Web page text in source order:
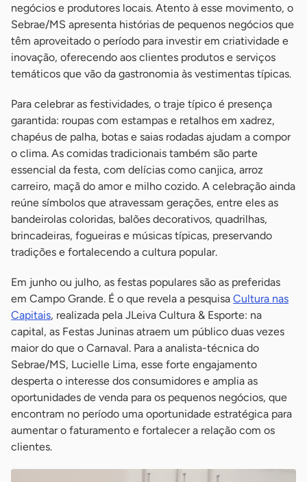
negócios e produtores locais. Atento à esse movimento, o
Sebrae/MS apresenta histórias de pequenos negócios que
têm aproveitado o período para investir em criatividade e
inovação, oferecendo aos clientes produtos e serviços
temáticos que vão da gastronomia às vestimentas típicas.
Para celebrar as festividades, o traje típico é presença
garantida: roupas com estampas e retalhos em xadrez,
chapéus de palha, botas e saias rodadas ajudam a compor
o clima. As comidas tradicionais também são parte
essencial da festa, com delícias como canjica, arroz
carreiro, maçã do amor e milho cozido. A celebração ainda
reúne símbolos que atravessam gerações, entre eles as
bandeirolas coloridas, balões decorativos, quadrilhas,
brincadeiras, fogueiras e músicas típicas, preservando
tradições e fortalecendo a cultura popular.
Em junho ou julho, as festas populares são as preferidas
em Campo Grande. É o que revela a pesquisa Cultura nas
Capitais, realizada pela JLeiva Cultura & Esporte: na
capital, as Festas Juninas atraem um público duas vezes
maior do que o Carnaval. Para a analista-técnica do
Sebrae/MS, Lucielle Lima, esse forte engajamento
desperta o interesse dos consumidores e amplia as
oportunidades de venda para os pequenos negócios, que
encontram no período uma oportunidade estratégica para
aumentar o faturamento e fortalecer a relação com os
clientes.